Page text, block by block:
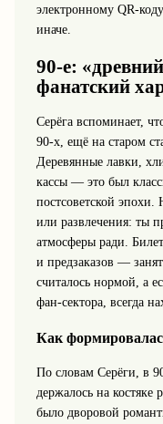
электронному
иначе.
90‑е:
фанатский
Серёга вспоминает,
90‑х, ещё на старом
Деревянные лавки,
кассы — это был
постсоветской
или развлечения: ты
атмосферы ради.
и предзаказов —
считалось нормой, а
фан‑сектора, всегда
Как
По словам Серёги, в
держалось на костяке
было дворовой